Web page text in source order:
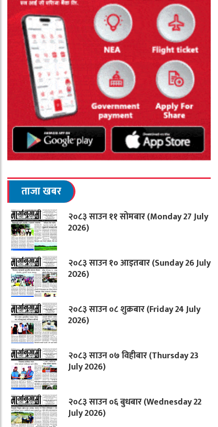
ताजा खबर
२०८३ साउन ११ सोमबार (Monday 27 July
2026)
२०८३ साउन १० आइतबार (Sunday 26 July
2026)
२०८३ साउन ०८ शुक्रबार (Friday 24 July
2026)
२०८३ साउन ०७ विहीबार (Thursday 23
July 2026)
२०८३ साउन ०६ बुधबार (Wednesday 22
July 2026)